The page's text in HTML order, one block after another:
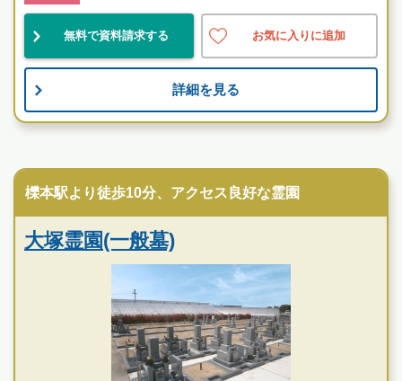
帯解駅
便利 民営 宗教不問
お墓のことなら何でもご相談ください
す
無料で資料請求する お気に入りに追加
詳細を見る
櫟本駅より徒歩10分、アクセス良好な霊園
大塚霊園(一般墓)